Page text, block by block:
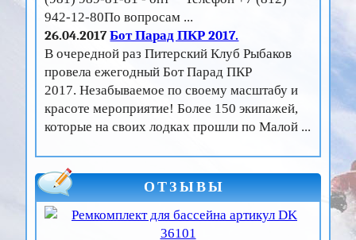
942-12-80По вопросам ...
26.04.2017Бот Парад ПКР 2017.
В очередной раз Питерский Клуб Рыбаков
провела ежегодный Бот Парад ПКР
2017. Незабываемое по своему масштабу и
красоте мероприятие! Более 150 экипажей,
которые на своих лодках прошли по Малой ...
ОТЗЫВЫ